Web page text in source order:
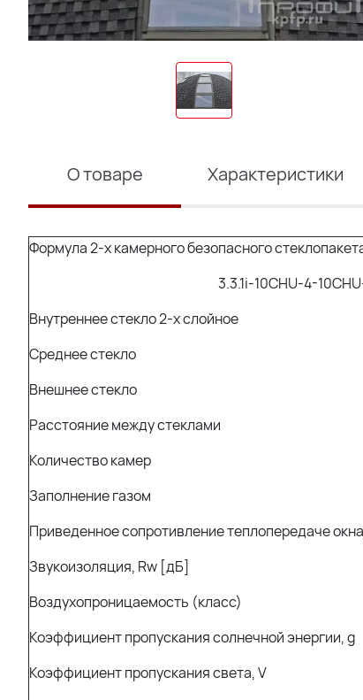
О товаре Характеристики
Формула 2-х камерного безопасного
3.3.1i-10CHU-4-
Внутреннее стекло 2-х слойное
Среднее стекло
Внешнее стекло
Расстояние между стеклами
Количество камер
Заполнение газом
Приведенное сопротивление теплопередаче
Звукоизоляция, Rw [дБ]
Воздухопроницаемость (класс)
Коэффициент пропускания солнечной энергии, g
Коэффициент пропускания света, V